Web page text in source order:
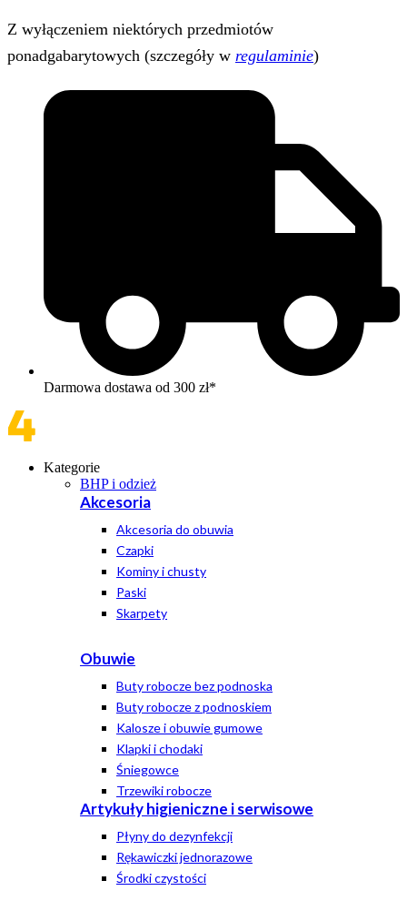
Z wyłączeniem niektórych przedmiotów
ponadgabarytowych (szczegóły w regulaminie)
Darmowa dostawa od 300 zł*
Kategorie
BHP i odzież
Akcesoria
Akcesoria do obuwia
Czapki
Kominy i chusty
Paski
Skarpety
Obuwie
Buty robocze bez podnoska
Buty robocze z podnoskiem
Kalosze i obuwie gumowe
Klapki i chodaki
Śniegowce
Trzewiki robocze
Artykuły higieniczne i serwisowe
Płyny do dezynfekcji
Rękawiczki jednorazowe
Środki czystości